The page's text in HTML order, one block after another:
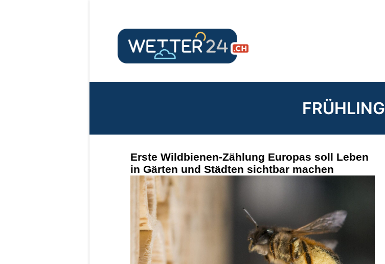
FRÜHLING
Erste Wildbienen-Zählung Europas soll Leben
in Gärten und Städten sichtbar machen